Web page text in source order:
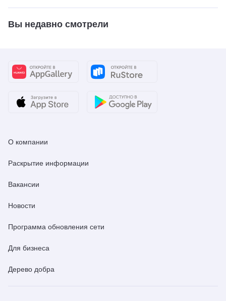
Вы недавно смотрели
О компании
Раскрытие информации
Вакансии
Новости
Программа обновления сети
Для бизнеса
Дерево добра